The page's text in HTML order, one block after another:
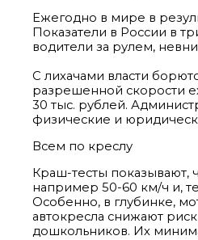
Ежегодно в мире в
Показатели в России в
водители за рулем,
С лихачами власти
разрешенной скорости
30 тыс. рублей.
физические и
Всем по креслу
Краш-тесты показывают,
например 50-60 км/ч и,
Особенно, в глубинке,
автокресла снижают
дошкольников. Их